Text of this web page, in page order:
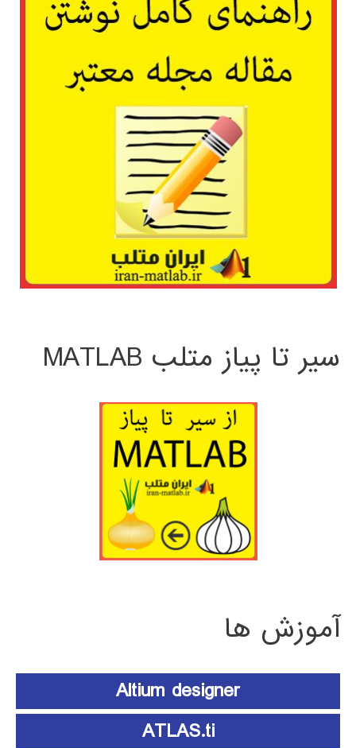
سیر تا پیاز متلب MATLAB
آموزش ها
Altium designer
ATLAS.ti